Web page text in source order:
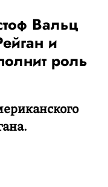
Вальц
и
роль